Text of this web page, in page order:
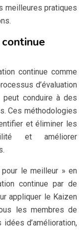
meilleures pratiques
continue comme
d’évaluation
peut conduire à des
Ces méthodologies
et éliminer les
et améliorer
le meilleur » en
continue par de
appliquer le Kaizen
les membres de
d’amélioration,